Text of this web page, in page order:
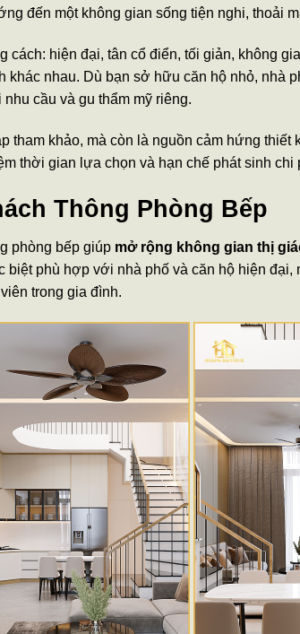
đến một không gian sống tiện nghi, thoải
cách: hiện đại, tân cổ điển, tối giản, không
khác nhau. Dù bạn sở hữu căn hộ nhỏ, nhà
cầu và gu thẩm mỹ riêng.
tham khảo, mà còn là nguồn cảm hứng thiết
thời gian lựa chọn và hạn chế phát sinh chi
Thông Phòng Bếp
phòng bếp giúp mở rộng không gian thị
biệt phù hợp với nhà phố và căn hộ hiện đại,
trong gia đình.